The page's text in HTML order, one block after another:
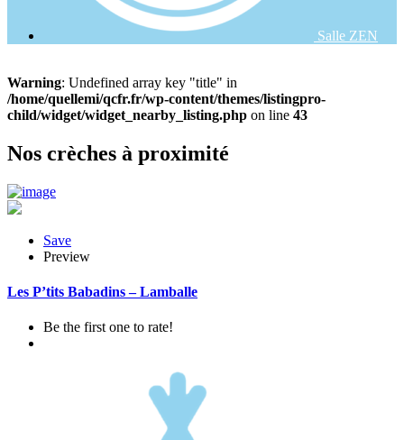
Salle ZEN
Warning: Undefined array key "title" in
/home/quellemi/qcfr.fr/wp-content/themes/listingpro-
child/widget/widget_nearby_listing.php on line 43
Nos crèches à proximité
Save
Preview
Les P’tits Babadins – Lamballe
Be the first one to rate!